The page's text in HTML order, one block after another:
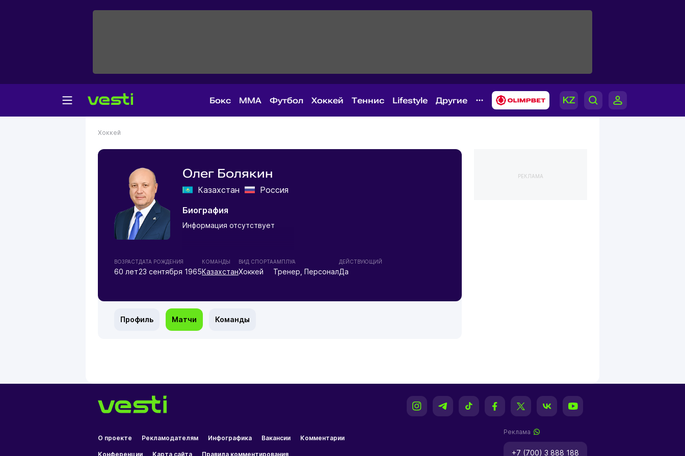
Бокс MMA Футбол Хоккей Теннис Lifestyle Другие
Хоккей
Олег Болякин
Казахстан
Россия
Биография
Информация отсутствует
ВОЗРАСТ
60 лет
ДАТА РОЖДЕНИЯ
23 сентября 1965
КОМАНДЫ
Казахстан
ВИД СПОРТА
Хоккей
АМПЛУА
Тренер, Персонал
ДЕЙСТВУЮЩИЙ
Да
Профиль Матчи Команды
РЕКЛАМА
О проекте Рекламодателям Инфографика Вакансии Комментарии
Конференции Карта сайта Правила комментирования
Реклама
+7 (700) 3 888 188